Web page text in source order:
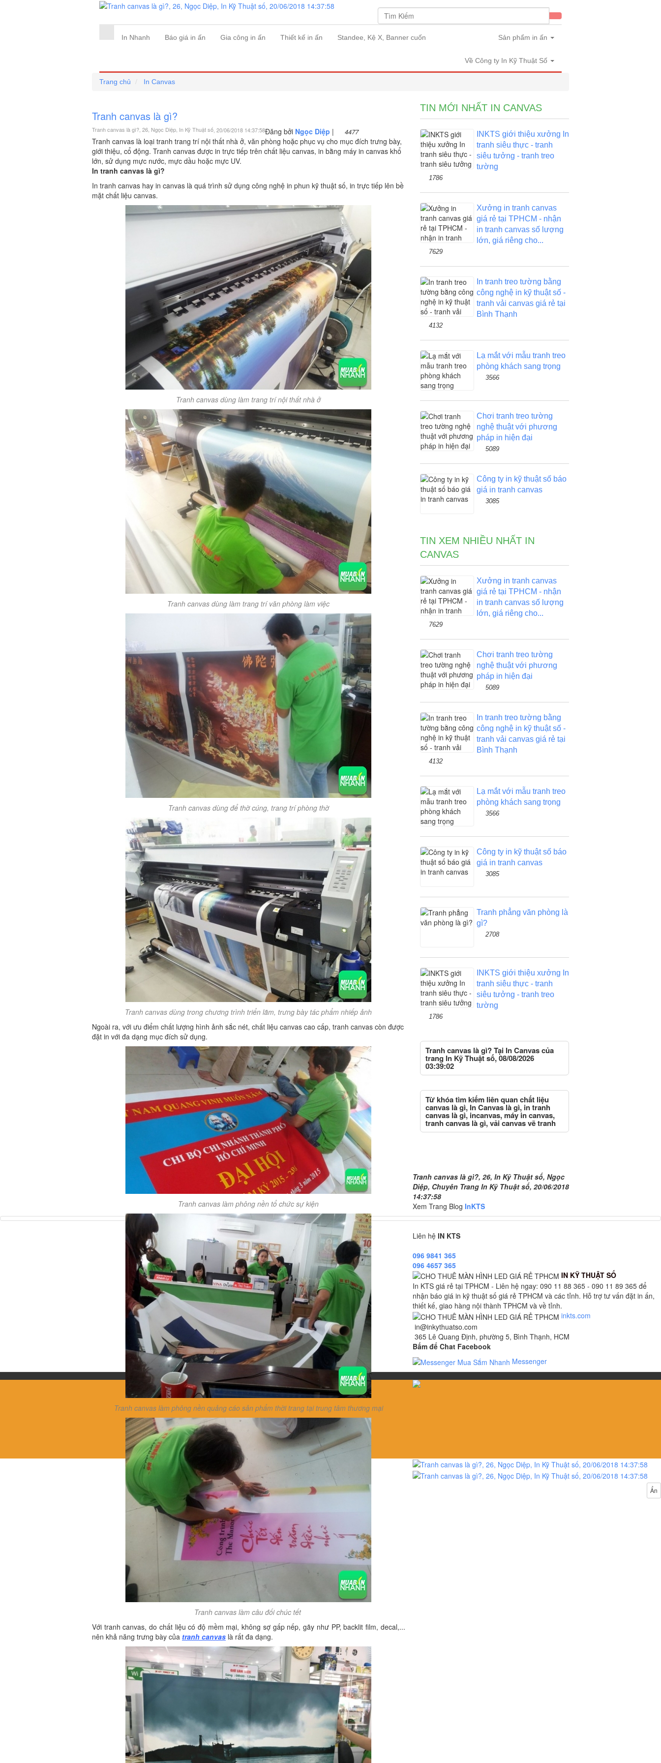
In Nhanh Báo giá in ấn Gia công in ấn Thiết kế in ấn Standee, Kệ X, Banner cuốn Sản phẩm in ấn
Về Công ty In Kỹ Thuật Số
Trang chủ In Canvas
Tranh canvas là gì?
Tranh canvas là gì?, 26, Ngọc Diệp, In Kỹ Thuật số , 20/06/2018 14:37:58Đăng bởi Ngọc Diệp | 4477
Tranh canvas là loại tranh trang trí nội thất nhà ở, văn phòng hoặc phục vụ cho mục đích trưng bày,
giới thiệu, cổ động. Tranh canvas được in trực tiếp trên chất liệu canvas, in bằng máy in canvas khổ
lớn, sử dụng mực nước, mực dầu hoặc mực UV.
In tranh canvas là gì?
In tranh canvas hay in canvas là quá trình sử dụng công nghệ in phun kỹ thuật số, in trực tiếp lên bề
mặt chất liệu canvas.
Tranh canvas dùng làm trang trí nội thất nhà ở
Tranh canvas dùng làm trang trí văn phòng làm việc
Tranh canvas dùng để thờ cúng, trang trí phòng thờ
Tranh canvas dùng trong chương trình triển lãm, trưng bày tác phẩm nhiếp ảnh
Ngoài ra, với ưu điểm chất lượng hình ảnh sắc nét, chất liệu canvas cao cấp, tranh canvas còn được
đặt in với đa dạng mục đích sử dụng.
Tranh canvas làm phông nền tổ chức sự kiện
Tranh canvas làm phông nền quảng cáo sản phẩm thời trang tại trung tâm thương mại
Tranh canvas làm câu đối chúc tết
Với tranh canvas, do chất liệu có độ mềm mại, không sợ gấp nếp, gãy như PP, backlit film, decal,...
nên khả năng trưng bày của tranh canvas là rất đa dạng.
TIN MỚI NHẤT IN CANVAS
INKTS giới thiệu xưởng In
tranh siêu thực - tranh
siêu tưởng - tranh treo
tường
1786
Xưởng in tranh canvas
giá rẻ tại TPHCM - nhận
in tranh canvas số lượng
lớn, giá riêng cho...
7629
In tranh treo tường bằng
công nghệ in kỹ thuật số -
tranh vải canvas giá rẻ tại
Bình Thạnh
4132
Lạ mắt với mẫu tranh treo
phòng khách sang trọng
3566
Chơi tranh treo tường
nghệ thuật với phương
pháp in hiện đại
5089
Công ty in kỹ thuật số báo
giá in tranh canvas
3085
TIN XEM NHIỀU NHẤT IN
CANVAS
Xưởng in tranh canvas
giá rẻ tại TPHCM - nhận
in tranh canvas số lượng
lớn, giá riêng cho...
7629
Chơi tranh treo tường
nghệ thuật với phương
pháp in hiện đại
5089
In tranh treo tường bằng
công nghệ in kỹ thuật số -
tranh vải canvas giá rẻ tại
Bình Thạnh
4132
Lạ mắt với mẫu tranh treo
phòng khách sang trọng
3566
Công ty in kỹ thuật số báo
giá in tranh canvas
3085
Tranh phẳng văn phòng là
gì?
2708
INKTS giới thiệu xưởng In
tranh siêu thực - tranh
siêu tưởng - tranh treo
tường
1786
Tranh canvas là gì? Tại In Canvas của
trang In Kỹ Thuật số, 08/08/2026
03:39:02
Từ khóa tìm kiếm liên quan chất liệu
canvas là gì, In Canvas là gì, in tranh
canvas là gì, incanvas, máy in canvas,
tranh canvas là gì, vải canvas vẽ tranh
Tranh canvas là gì?, 26, In Kỹ Thuật số, Ngọc
Diệp, Chuyên Trang In Kỹ Thuật số, 20/06/2018
14:37:58
Xem Trang Blog InKTS
Liên hệ IN KTS
096 9841 365
096 4657 365
IN KỸ THUẬT SỐ
In KTS giá rẻ tại TPHCM - Liên hệ ngay: 090 11 88 365 - 090 11 89 365 để
nhận báo giá in kỹ thuật số giá rẻ TPHCM và các tỉnh. Hỗ trợ tư vấn đặt in ấn,
thiết kế, giao hàng nội thành TPHCM và về tỉnh.
inkts.com
in@inkythuatso.com
365 Lê Quang Định, phường 5, Bình Thạnh, HCM
Bấm để Chat Facebook
Messenger
Ẩn